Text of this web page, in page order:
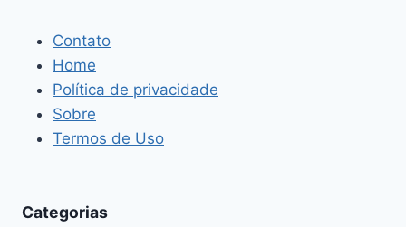
Contato
Home
Política de privacidade
Sobre
Termos de Uso
Categorias